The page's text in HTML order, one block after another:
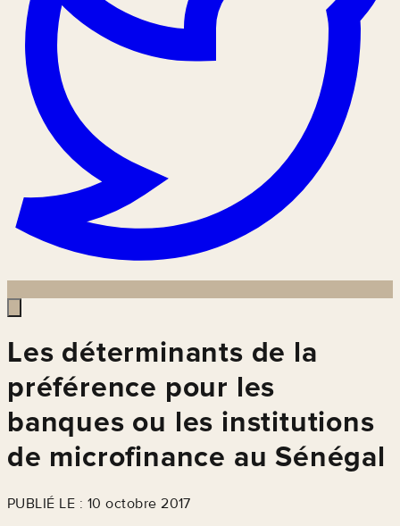
Les déterminants de la
préférence pour les
banques ou les institutions
de microfinance au Sénégal
PUBLIÉ LE : 10 octobre 2017